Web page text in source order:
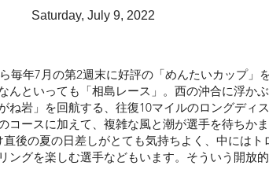
Saturday, July 9, 2022
毎年7月の第2週末に好評の「めんたいカップ」
んといっても「相島レース」。西の沖合に浮か
ね岩」を回航する、往復10マイルのロングディ
コースに加えて、複雑な風と潮が選手を待ちか
後の夏の日差しがとても気持ちよく、中にはト
ングを楽しむ選手などもいます。そういう開放